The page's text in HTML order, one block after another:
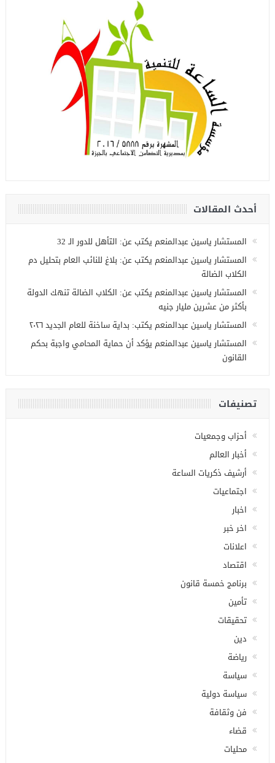
أحدث المقالات
المستشار ياسين عبدالمنعم يكتب عن: التأهل للدور الـ 32
المستشار ياسين عبدالمنعم يكتب عن: بلاغ للنائب العام بتحليل دم
الكلاب الضالة
المستشار ياسين عبدالمنعم يكتب عن: الكلاب الضالة تنهك الدولة
بأكثر من عشرين مليار جنيه
المستشار ياسين عبدالمنعم يكتب: بداية ساخنة للعام الجديد ٢٠٢٦
المستشار ياسين عبدالمنعم يؤكد أن حماية المحامي واجبة بحكم
القانون
تصنيفات
أحزاب وجمعيات
أخبار العالم
أرشيف ذكريات الساعة
اجتماعيات
اخبار
اخر خبر
اعلانات
اقتصاد
برنامج خمسة قانون
تأمين
تحقيقات
دين
رياضة
سياسة
سياسة دولية
فن وثقافة
قضاء
محليات